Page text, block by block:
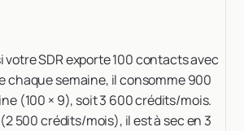
SDR exporte 100 contacts avec
chaque semaine, il consomme 900
(100 × 9), soit 3 600 crédits/mois.
500 crédits/mois), il est à sec en 3